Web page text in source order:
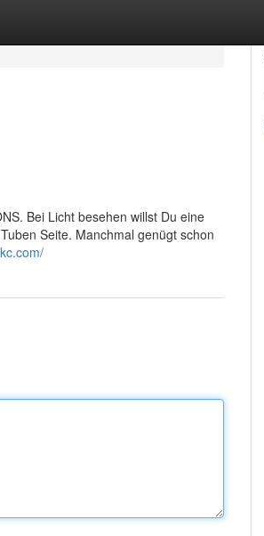
Bei Licht besehen willst Du eine
Seite. Manchmal genügt schon